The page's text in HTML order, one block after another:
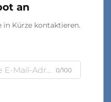
an
in Kürze kontaktieren.
0/100